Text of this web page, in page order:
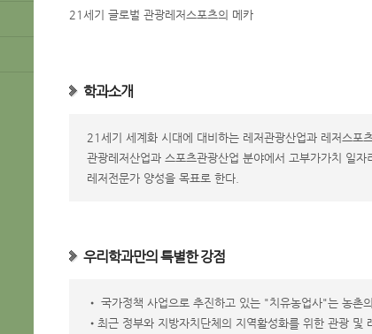
21세기 글로벌 관광레저스포츠의 메카
학과소개
21세기 세계화 시대에 대비하는 레저관광산업과 레저스포
관광레저산업과 스포츠관광산업 분야에서 고부가가치 일
레저전문가 양성을 목표로 한다.
우리학과만의 특별한 강점
• 국가정책 사업으로 추진하고 있는 "치유농업사"는 농촌
•최근 정부와 지방자치단체의 지역활성화를 위한 관광 및